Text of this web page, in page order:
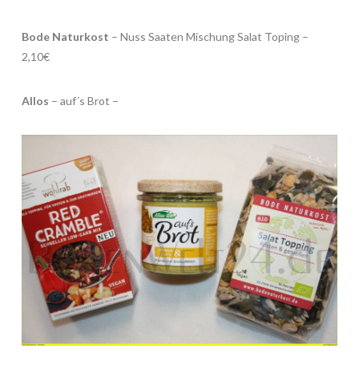
Bode Naturkost – Nuss Saaten Mischung Salat Toping –
2,10€
Allos – auf´s Brot –